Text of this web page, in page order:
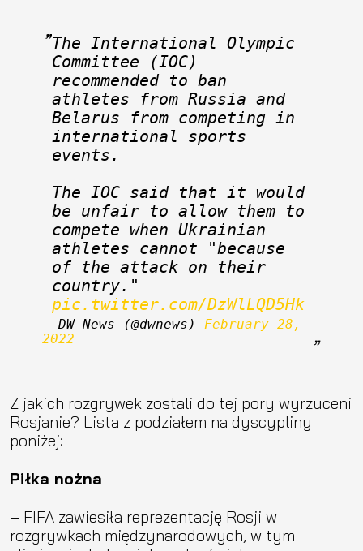
The International Olympic
Committee (IOC)
recommended to ban
athletes from Russia and
Belarus from competing in
international sports
events.
The IOC said that it would
be unfair to allow them to
compete when Ukrainian
athletes cannot "because
of the attack on their
pic.twitter.com/DzWlLQD5Hk
— DW News (@dwnews) February 28,
2022
Z jakich rozgrywek zostali do tej pory wyrzuceni
Rosjanie? Lista z podziałem na dyscypliny
poniżej:
Piłka nożna
– FIFA zawiesiła reprezentację Rosji w
rozgrywkach międzynarodowych, w tym